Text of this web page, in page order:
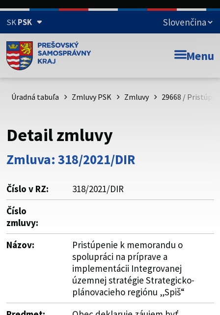
SKPSK
Doména psk.sk je oficiálna
Toto je oficiálna webová stránka Prešovského
psk.sk.
Buďte pozorní a vždy sa uistite, že zdieľate informácie iba
cez zabezpečenú webovú stránku. Zabezpečená stránka
vždy začína https:// pred názvom domény webového sídla.
Menu
Úradná tabuľa Zmluvy PSK Zmluvy 29668 /
Detail zmluvy
Zmluva: 318/2021/DIR
Číslo v RZ:
318/2021/DIR
Číslo
zmluvy:
Názov:
Pristúpenie k memorandu o
spolupráci na príprave a
implementácii Integrovanej
územnej stratégie Strategicko-
plánovacieho regiónu „Spiš“